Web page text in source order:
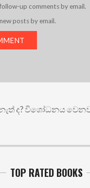
up comments by email.
posts by email.
විශෝධනය වෙනවා ද?
TOP RATED BOOKS